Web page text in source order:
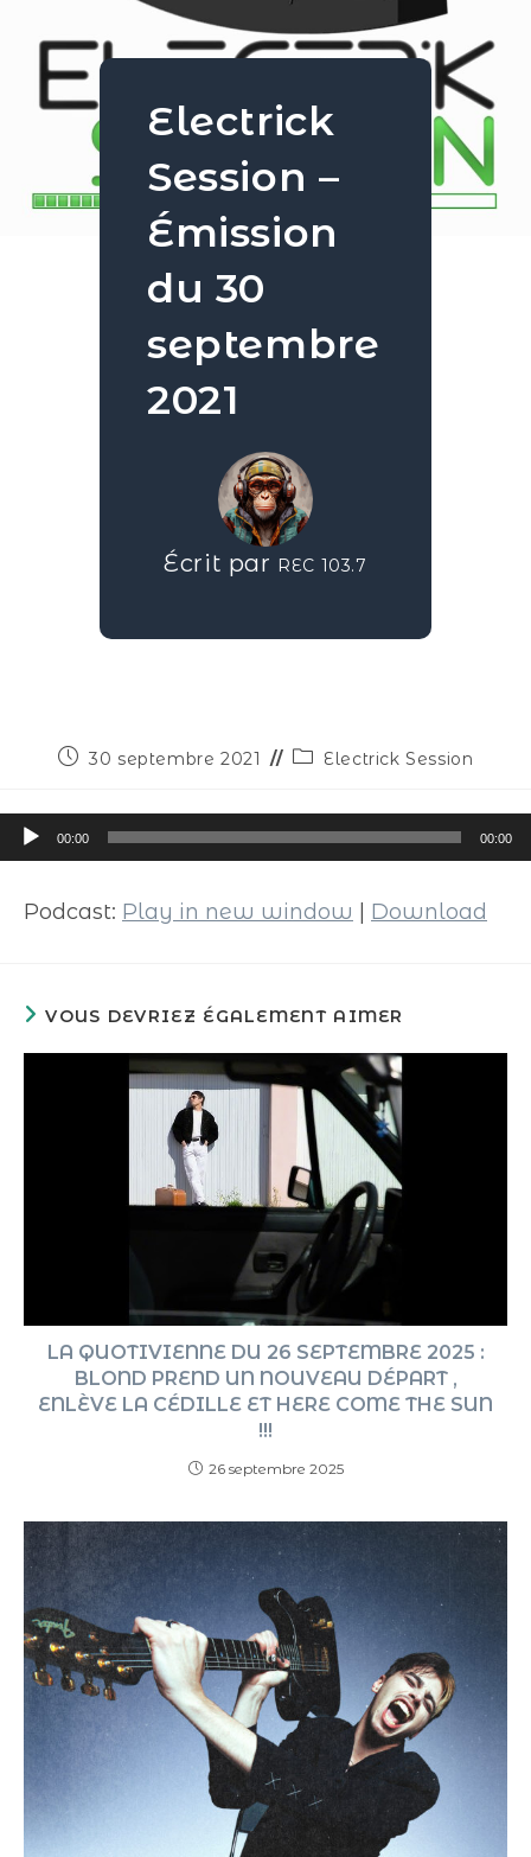
Electrick
Session –
Émission
du 30
septembre
2021
Écrit par REC 103.7
30 septembre 2021 Electrick Session
Lecteur
audio
00:00 00:00
Podcast: Play in new window Download
VOUS DEVRIEZ ÉGALEMENT AIMER
LA QUOTIVIENNE DU 26 SEPTEMBRE 2025 :
BLOND PREND UN NOUVEAU DÉPART ,
ENLÈVE LA CÉDILLE ET HERE COME THE SUN
!!!
26 septembre 2025